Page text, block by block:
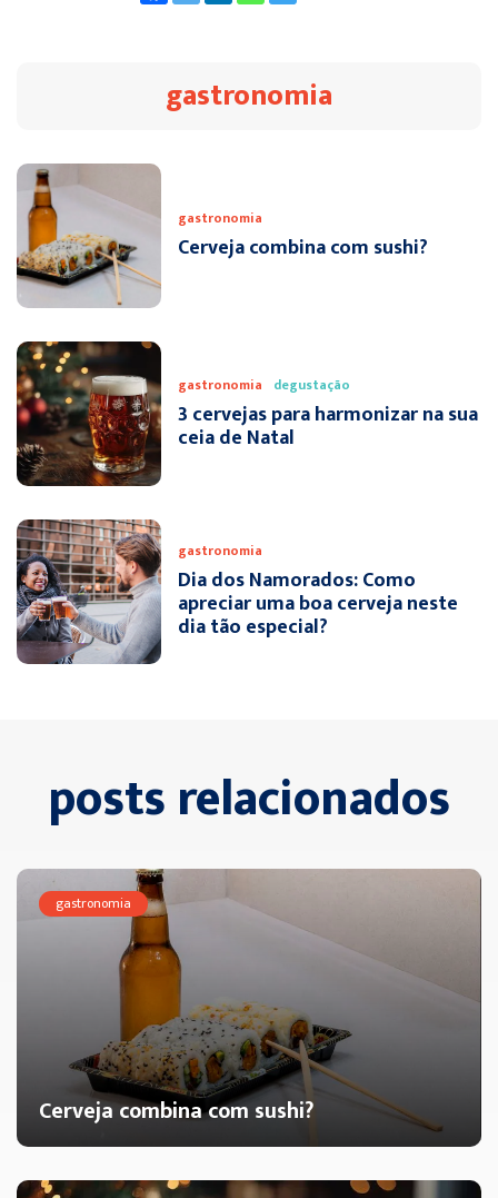
gastronomia
gastronomia
Cerveja combina com sushi?
gastronomia degustação
3 cervejas para harmonizar na sua
ceia de Natal
gastronomia
Dia dos Namorados: Como
apreciar uma boa cerveja neste
dia tão especial?
posts relacionados
gastronomia
Cerveja combina com sushi?